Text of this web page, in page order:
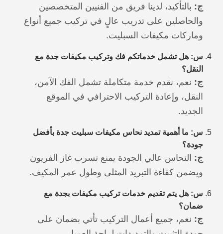
ج: بالتأكيد، لدينا فريق من الفنيين المتخصصين
والحاصلين على تدريب عالٍ في تركيب جميع أنواع
وماركات مكيفات السبليت.
س: هل تشمل خدماتكم فك وتركيب مكيفات جدة مع
النقل؟
ج: نعم، نقدم خدمة متكاملة تشمل الفك الآمن،
النقل، وإعادة التركيب الاحترافي في الموقع
الجديد.
س: ما أهمية تمديد نحاس مكيفات سبليت جدة بأفضل
جودة؟
ج: النحاس عالي الجودة يمنع تسرب غاز الفريون
ويضمن كفاءة التبريد المثلى وطول عمر المكيف.
س: هل يتم تقديم خدمات تركيب مكيفات بجدة مع
ضمان؟
ج: نعم، جميع أعمال التركيب تأتي بضمان على